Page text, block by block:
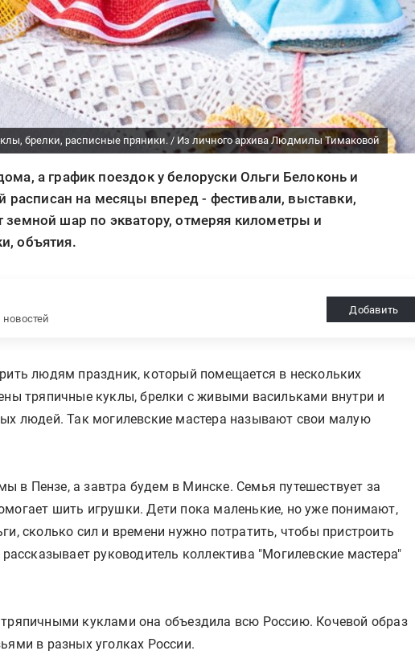
брелки, расписные пряники. / Из личного архива Людмилы Тимаковой
а график поездок у белоруски Ольги Белоконь и
на месяцы вперед - фестивали, выставки,
земной шар по экватору, отмеряя километры и
объятия.
Добавить
людям праздник, который помещается в нескольких
тряпичные куклы, брелки с живыми васильками внутри и
людей. Так могилевские мастера называют свои малую
в Пензе, а завтра будем в Минске. Семья путешествует за
шить игрушки. Дети пока маленькие, но уже понимают,
сколько сил и времени нужно потратить, чтобы пристроить
руководитель коллектива "Могилевские мастера"
куклами она объездила всю Россию. Кочевой образ
в разных уголках России.